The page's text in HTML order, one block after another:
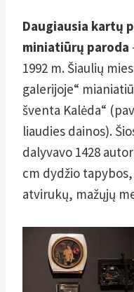
Daugiausia kartų
miniatiūrų paroda
1992 m. Šiaulių
galerijoje“
šventa Kalėda“
liaudies dainos).
dalyvavo 1428
cm dydžio
atvirukų, mažųjų